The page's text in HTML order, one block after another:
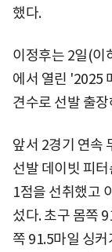
했다.
이정후는 2일(이
에서 열린 '2025
견수로 선발 출
앞서 2경기 연속
선발 데이빗 피
1점을 선취했고
섰다. 초구 몸쪽
쪽 91.5마일 싱